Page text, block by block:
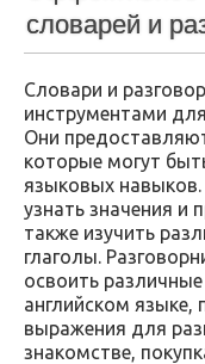
словарей и
Словари и
инструментами
Они
которые могут
языковых
узнать значения и
также изучить
глаголы.
освоить
английском языке,
выражения для
знакомстве,